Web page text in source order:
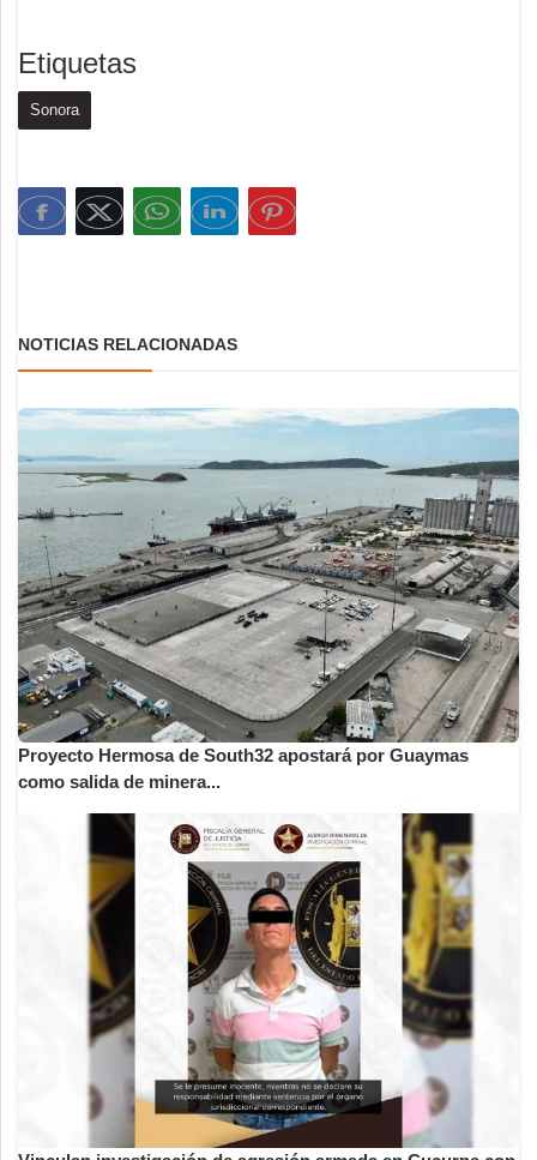
Etiquetas
Sonora
NOTICIAS RELACIONADAS
Proyecto Hermosa de South32 apostará por Guaymas
como salida de minera...